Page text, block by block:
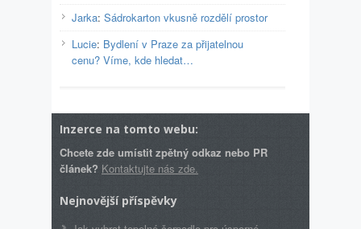
Jarka: Sádrokarton vkusně rozdělí prostor
Lucie: Bydlení v Praze za přijatelnou
cenu? Víme, kde hledat…
Inzerce na tomto webu:
Chcete zde umístit zpětný odkaz nebo PR
článek? Kontaktujte nás zde.
Nejnovější příspěvky